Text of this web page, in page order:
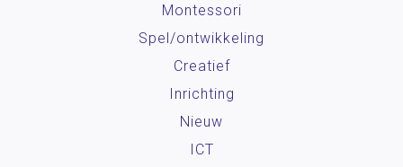
Montessori
Spel/ontwikkeling
Creatief
Inrichting
Nieuw
ICT